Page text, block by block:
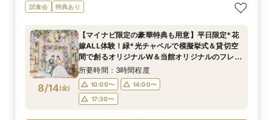
8/13( 木)
【マイナビ限定の豪華特典も用意】初見学にお勧
め◎緑溢れるチャペルや貸切ができるパーティ会
談会で見積もりや特典などについて詳しく知れる
《安心》フェアを開催
所要時間：3時間程度
10:00〜
14:00〜
17:30〜
フェアを予約
試食会 特典あり
8/14(金)
【マイナビ限定の豪華特典も用意】平日限定*花
嫁ALL体験！緑*光チャペルで模擬挙式＆貸切空
間で創るオリジナルW＆当館オリジナルのフレン
チ×日本料理の融合料理も体験できる贅沢試食会
へご招待
所要時間：3時間程度
10:00〜
14:00〜
17:30〜